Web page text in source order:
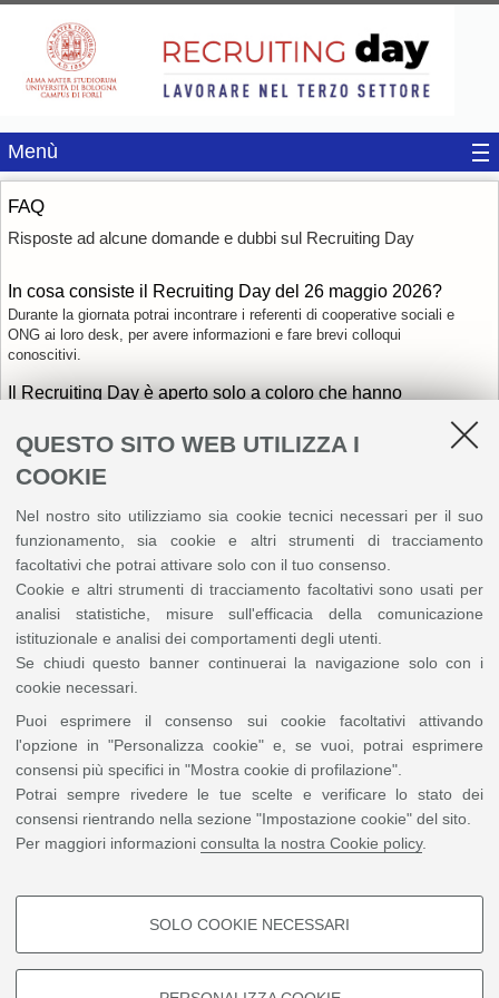
QUESTO SITO WEB UTILIZZA I
COOKIE
Nel nostro sito utilizziamo sia cookie tecnici necessari per il suo
funzionamento, sia cookie e altri strumenti di tracciamento
facoltativi che potrai attivare solo con il tuo consenso.
Cookie e altri strumenti di tracciamento facoltativi sono usati per
analisi statistiche, misure sull'efficacia della comunicazione
istituzionale e analisi dei comportamenti degli utenti.
Se chiudi questo banner continuerai la navigazione solo con i
cookie necessari.
Puoi esprimere il consenso sui cookie facoltativi attivando
l'opzione in "Personalizza cookie" e, se vuoi, potrai esprimere
consensi più specifici in "Mostra cookie di profilazione".
Potrai sempre rivedere le tue scelte e verificare lo stato dei
consensi rientrando nella sezione "Impostazione cookie" del sito.
Per maggiori informazioni consulta la nostra Cookie policy.
COOKIE DI PROFILAZIONE -
FACOLTATIVI
SOLO COOKIE NECESSARI
Menù
FAQ
Risposte ad alcune domande e dubbi sul Recruiting Day
In cosa consiste il Recruiting Day del 26 maggio 2026?
Durante la giornata potrai incontrare i referenti di cooperative sociali e
ONG ai loro desk, per avere informazioni e fare brevi colloqui
conoscitivi.
Il Recruiting Day è aperto solo a coloro che hanno
anche figure professionali diverse che frequentano corsi di
studi differenti?
L'evento è aperto a studenti e laureati di tutti i corsi di studio
che operano nel sociale, ma sono alla ricerca di profili in diversi ambiti e
non solo in quello socio educativo. Le figure ricercate sono specificate
nella APP e/o nelle
pagine aziendali,
E' obbligatorio caricare il CV al momento dell'iscrizione?
Sì, è obbligatorio caricare il proprio CV, che potrà essere consultato dalle
imprese partecipanti.
Dopo l'iscrizione vorrei inserire una versione aggiornata del
mio CV, è possibile?
Sì, fino al giorno dell'evento è possibile sostituire il proprio CV, rientrando
nella pagina iscrizioni del sito.
Al momento non è ancora possibile sostituirlo tramite APP.
Al Recruiting Day devo portare delle copie cartacee del mio
CV? Non è sufficiente averlo caricato online?
Consigliamo di portare delle copie cartacee del CV, in modo da poterlo
E' possibile arrivare al Recruiting Day il pomeriggio?